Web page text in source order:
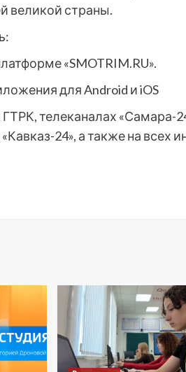
великой страны.
«SMOTRIM.RU».
для Android и iOS
телеканалах «Самара-
24», а также на всех